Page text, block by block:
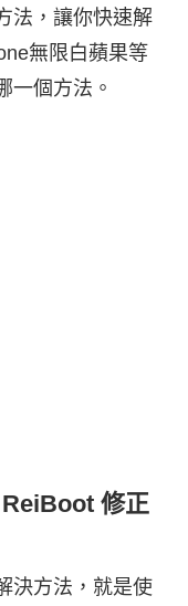
法，讓你快速解
無限白蘋果等
一個方法。
修正
決方法，就是使